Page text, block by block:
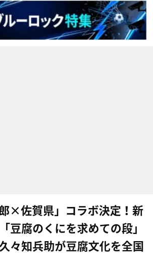
郎×佐賀県」コラボ決定！新
豆腐のくにを求めての段」
々知兵助が豆腐文化を全国